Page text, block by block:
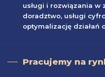
usługi i rozwiązania w
doradztwo, usługi
optymalizację działań
Pracujemy na